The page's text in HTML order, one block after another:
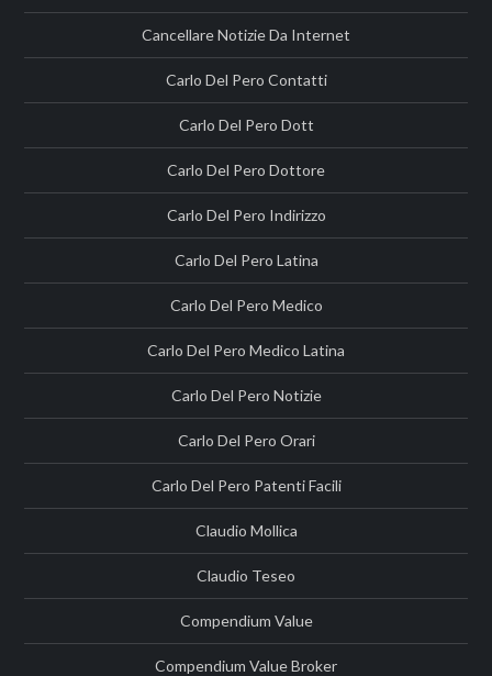
Cancellare Notizie Da Internet
Carlo Del Pero Contatti
Carlo Del Pero Dott
Carlo Del Pero Dottore
Carlo Del Pero Indirizzo
Carlo Del Pero Latina
Carlo Del Pero Medico
Carlo Del Pero Medico Latina
Carlo Del Pero Notizie
Carlo Del Pero Orari
Carlo Del Pero Patenti Facili
Claudio Mollica
Claudio Teseo
Compendium Value
Compendium Value Broker